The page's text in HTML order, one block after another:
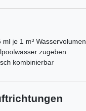
je 1 m³ Wasservolumen
zugeben
kombinierbar